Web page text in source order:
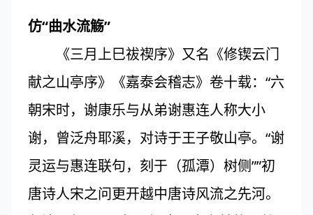
仿“曲水流觞”
《三月上巳祓禊序》又名《修锲云门
献之山亭序》《嘉泰会稽志》卷十载：“六
朝宋时，谢康乐与从弟谢惠连人称大小
谢，曾泛舟耶溪，对诗于王子敬山亭。“谢
灵运与惠连联句，刻于（孤潭）树侧””初
唐诗人宋之问更开越中唐诗风流之先河。